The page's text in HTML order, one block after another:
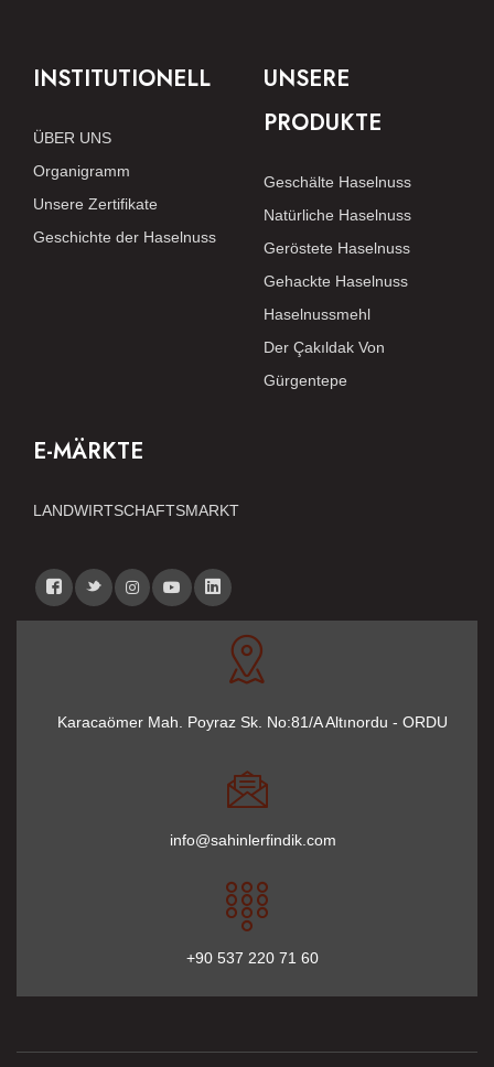
INSTITUTIONELL
ÜBER UNS
Organigramm
Unsere Zertifikate
Geschichte der Haselnuss
UNSERE
PRODUKTE
Geschälte Haselnuss
Natürliche Haselnuss
Geröstete Haselnuss
Gehackte Haselnuss
Haselnussmehl
Der Çakıldak Von
Gürgentepe
E-MÄRKTE
LANDWIRTSCHAFTSMARKT
Karacaömer Mah. Poyraz Sk. No:81/A Altınordu - ORDU
info@sahinlerfindik.com
+90 537 220 71 60